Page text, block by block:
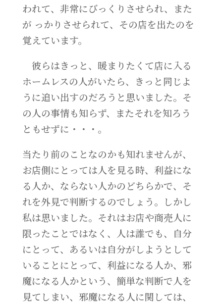
われて、非常にびっくりさせられ、また
が っかりさせられて、その店を出たのを
覚えています。
彼らはきっと、暖まりたくて店に入る
ホームレスの人がいたら、きっと同じよ
うに追い出すのだろうと思いました。そ
の人の事情も知らず、またそれを知ろう
ともせずに・・・。
当たり前のことなのかも知れませんが、
お店側にとっては人を見る時、利益にな
る人か、ならない人かのどちらかで、そ
れを外見で判断するのでしょう。しかし
私は思いました。それはお店や商売人に
限ったことではなく、人は誰でも、自分
にとって、あるいは自分がしようとして
いることにとって、利益になる人か、邪
魔になる人かという、簡単な判断で人を
見てしまい、邪魔になる人に関しては、